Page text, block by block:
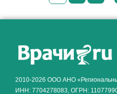
2010-2026 ООО АНО
ИНН: 7704278083, ОГРН: